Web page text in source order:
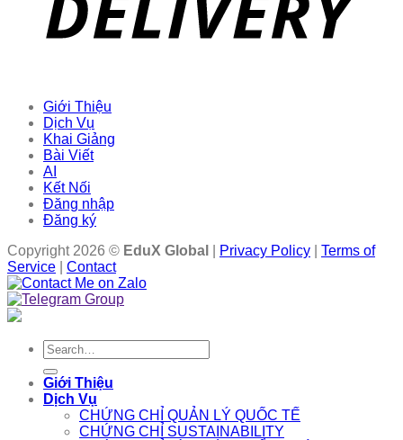
Giới Thiệu
Dịch Vụ
Khai Giảng
Bài Viết
AI
Kết Nối
Đăng nhập
Đăng ký
Copyright 2026 © EduX Global Privacy Policy
Terms of
Service
Contact
Search
for:
Giới Thiệu
Dịch Vụ
CHỨNG CHỈ QUẢN LÝ QUỐC TẾ
CHỨNG CHỈ SUSTAINABILITY